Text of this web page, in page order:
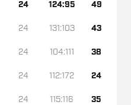
24 124:95 49
24 131:103 43
24 104:111 38
24 112:172 24
24 115:116 35